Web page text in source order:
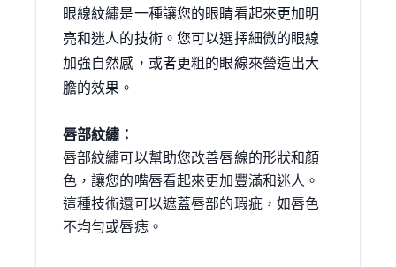
眼線紋繡是一種讓您的眼睛看起來更加明
亮和迷人的技術。您可以選擇細微的眼線
加強自然感，或者更粗的眼線來營造出大
膽的效果。
唇部紋繡：
唇部紋繡可以幫助您改善唇線的形狀和顏
色，讓您的嘴唇看起來更加豐滿和迷人。
這種技術還可以遮蓋唇部的瑕疵，如唇色
不均勻或唇痣。